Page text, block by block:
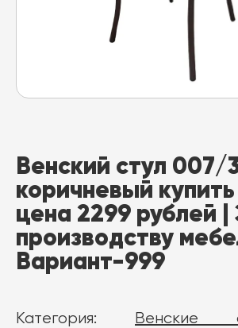
Венский стул 007/
коричневый
цена 2299 рублей |
производству
Вариант-999
Категория:
Венские